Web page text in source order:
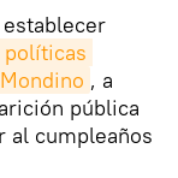
políticas
, a
pública
al cumpleaños